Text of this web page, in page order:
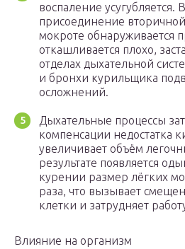
воспаление усугубляется.
присоединение
мокроте обнаруживается
откашливается плохо,
отделах дыхательной
и бронхи курильщика
осложнений.
Дыхательные процессы
компенсации недостатка
увеличивает объём
результате появляется
курении размер лёгких
раза, что вызывает
клетки и затрудняет
Влияние на организм